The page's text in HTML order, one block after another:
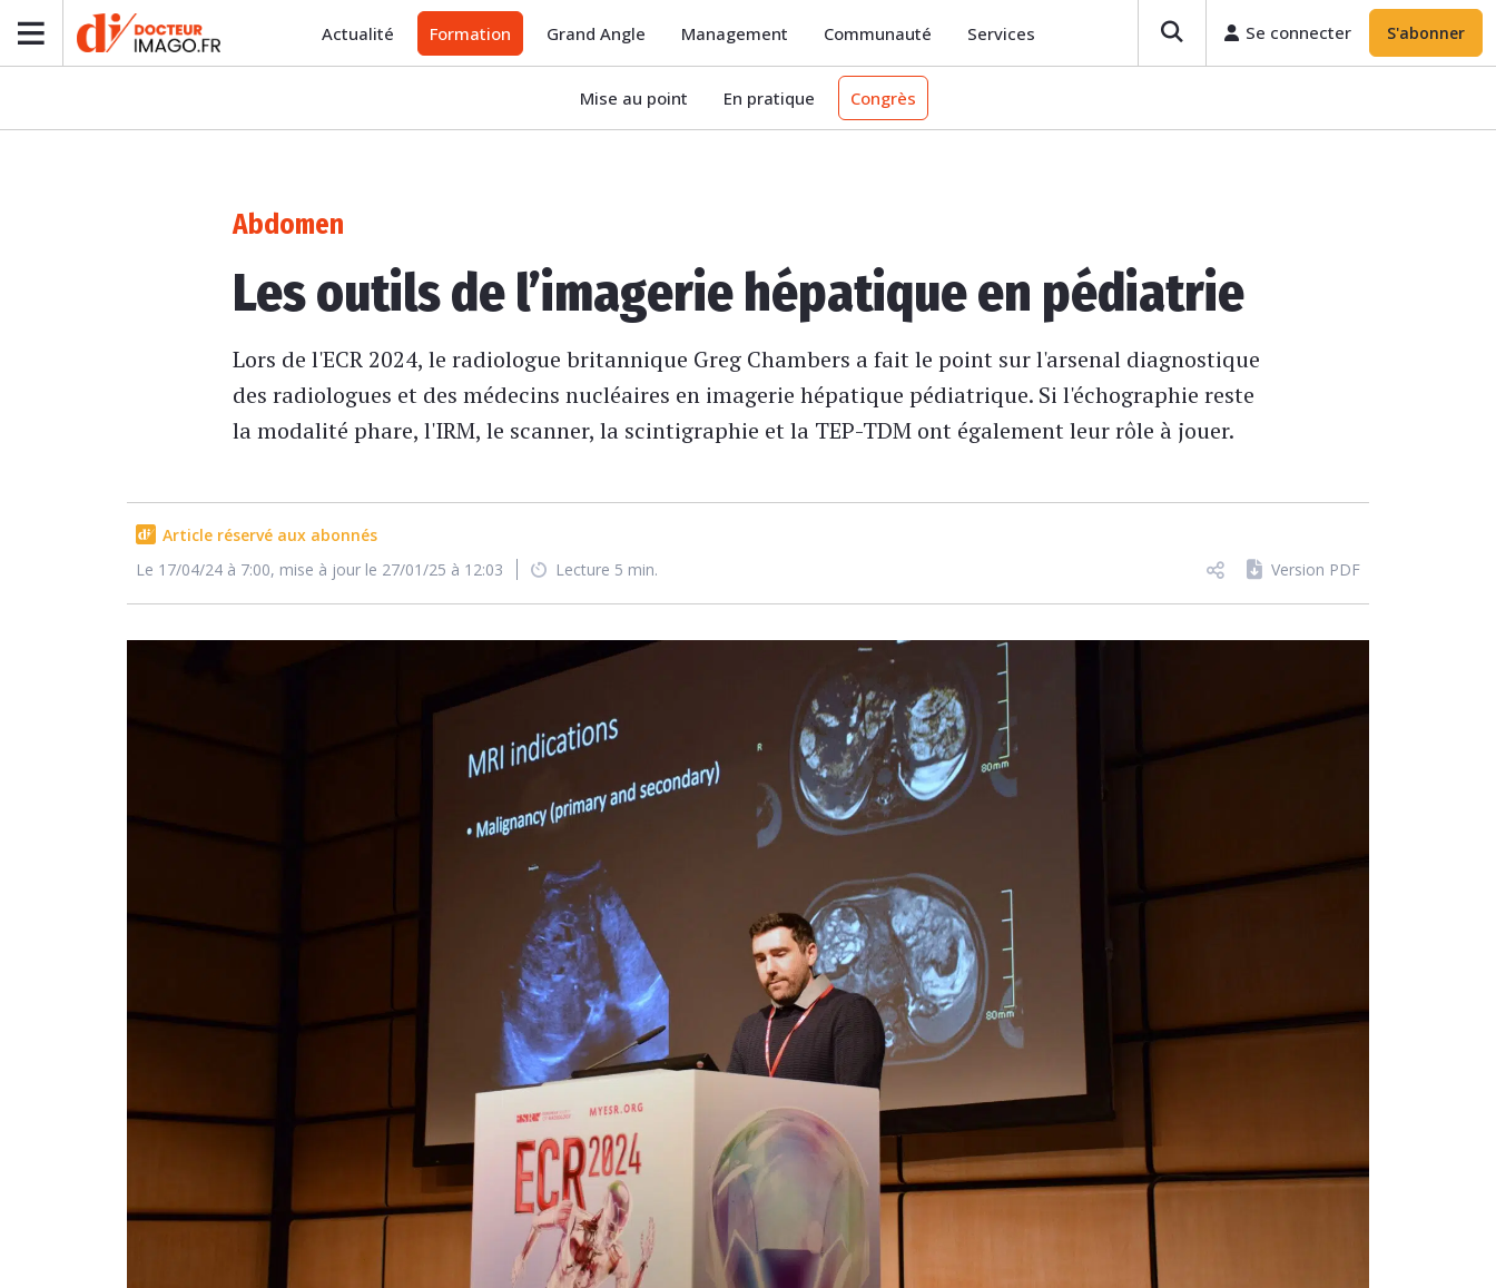
Actualité Formation Grand Angle Management Communauté Services Se connecter S'abonner
Mise au point En pratique Congrès
Abdomen
Les outils de l’imagerie hépatique en pédiatrie
Lors de l'ECR 2024, le radiologue britannique Greg Chambers a fait le point sur l'arsenal diagnostique
des radiologues et des médecins nucléaires en imagerie hépatique pédiatrique. Si l'échographie reste
la modalité phare, l'IRM, le scanner, la scintigraphie et la TEP-TDM ont également leur rôle à jouer.
Article réservé aux abonnés
Le 17/04/24 à 7:00, mise à jour le 27/01/25 à 12:03
Lecture 5 min. Version PDF